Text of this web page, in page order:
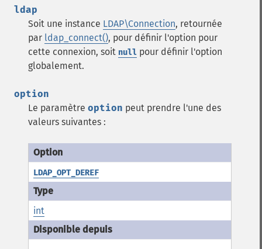
ldap
Soit une instance LDAP\Connection, retournée
par ldap_connect(), pour définir l'option pour
cette connexion, soit null pour définir l'option
globalement.
option
Le paramètre option peut prendre l'une des
valeurs suivantes :
LDAP_OPT_DEREF
int